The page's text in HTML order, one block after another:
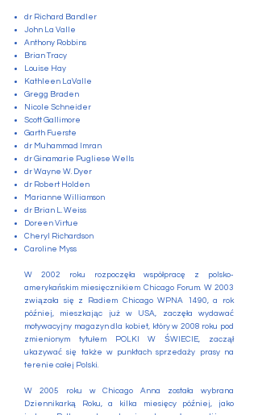
dr Richard Bandler
John La Valle
Anthony Robbins
Brian Tracy
Louise Hay
Kathleen LaValle
Gregg Braden
Nicole Schneider
Scott Gallimore
Garth Fuerste
dr Muhammad Imran
dr Ginamarie Pugliese Wells
dr Wayne W. Dyer
dr Robert Holden
Marianne Williamson
dr Brian L. Weiss
Doreen Virtue
Cheryl Richardson
Caroline Myss
W 2002 roku rozpoczęła współpracę z polsko-
amerykańskim miesięcznikiem Chicago Forum. W 2003
związała się z Radiem Chicago WPNA 1490, a rok
później, mieszkając już w USA, zaczęła wydawać
motywacyjny magazyn dla kobiet, który w 2008 roku pod
zmienionym tytułem POLKI W ŚWIECIE, zaczął
ukazywać się także w punktach sprzedaży prasy na
terenie całej Polski.
W 2005 roku w Chicago Anna została wybrana
Dziennikarką Roku, a kilka miesięcy później, jako